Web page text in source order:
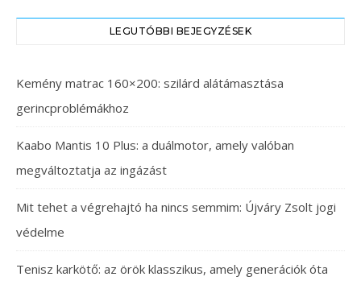
LEGUTÓBBI BEJEGYZÉSEK
Kemény matrac 160×200: szilárd alátámasztása
gerincproblémákhoz
Kaabo Mantis 10 Plus: a duálmotor, amely valóban
megváltoztatja az ingázást
Mit tehet a végrehajtó ha nincs semmim: Újváry Zsolt jogi
védelme
Tenisz karkötő: az örök klasszikus, amely generációk óta